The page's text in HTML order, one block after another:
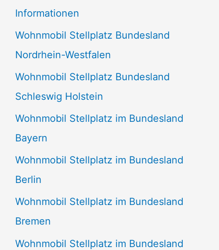
n
n
a
c
h
:
Informationen
Wohnmobil Stellplatz Bundesland
Nordrhein-Westfalen
Wohnmobil Stellplatz Bundesland
Schleswig Holstein
Wohnmobil Stellplatz im Bundesland
Bayern
Wohnmobil Stellplatz im Bundesland
Berlin
Wohnmobil Stellplatz im Bundesland
Bremen
Wohnmobil Stellplatz im Bundesland